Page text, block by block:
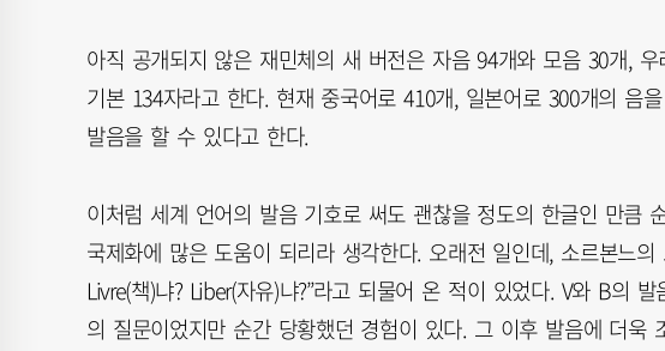
아직 공개되지 않은 재민체의 새 버전은 자음 94개와 모음 30개,
기본 134자라고 한다. 현재 중국어로 410개, 일본어로 300개의 음
발음을 할 수 있다고 한다.
이처럼 세계 언어의 발음 기호로 써도 괜찮을 정도의 한글인 만큼
국제화에 많은 도움이 되리라 생각한다. 오래전 일인데, 소르본느
Livre(책)냐? Liber(자유)냐?”라고 되물어 온 적이 있었다. V와 B의
의 질문이었지만 순간 당황했던 경험이 있다. 그 이후 발음에 더욱